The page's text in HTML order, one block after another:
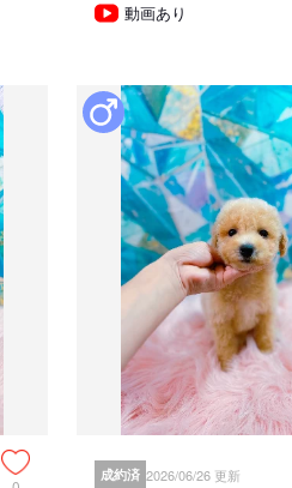
お支払い方法
見学についての注意事項
仔犬は展示販売してません
引き渡し時期につい
動画あり
成約済 2026/06/26 更新